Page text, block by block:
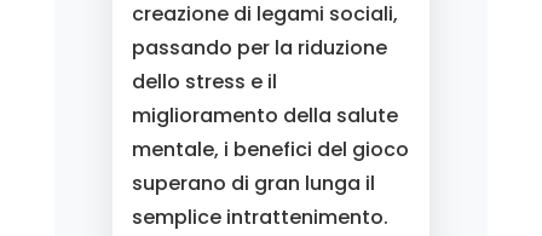
creazione di legami sociali,
passando per la riduzione
dello stress e il
miglioramento della salute
mentale, i benefici del gioco
superano di gran lunga il
semplice intrattenimento.